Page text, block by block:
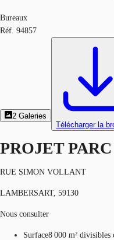
Bureaux
Réf. 94857
2 Galeries
Télécharger la
PROJET
RUE SIMON VOLLANT
LAMBERSART, 59130
Nous consulter
Surface8 000 m² divisibles